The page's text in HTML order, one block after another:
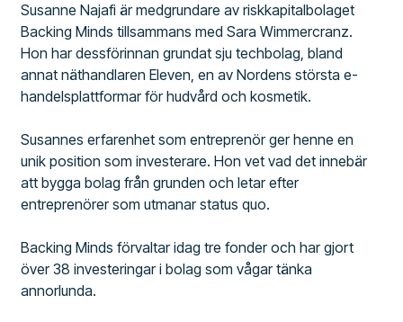
Susanne Najafi är medgrundare av riskkapitalbolaget
Backing Minds tillsammans med Sara Wimmercranz.
Hon har dessförinnan grundat sju techbolag, bland
annat näthandlaren Eleven, en av Nordens största e-
handelsplattformar för hudvård och kosmetik.
Susannes erfarenhet som entreprenör ger henne en
unik position som investerare. Hon vet vad det innebär
att bygga bolag från grunden och letar efter
entreprenörer som utmanar status quo.
Backing Minds förvaltar idag tre fonder och har gjort
över 38 investeringar i bolag som vågar tänka
annorlunda.